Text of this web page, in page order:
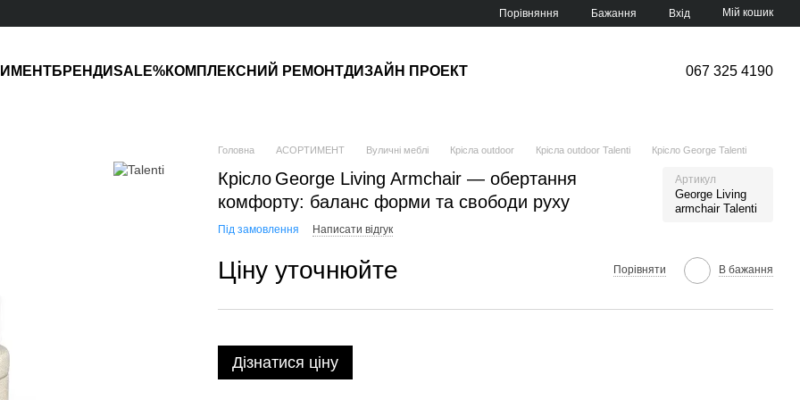
Порівняння Бажання Вхід Мій кошик
БРЕНДИSALE%КОМПЛЕКСНИЙ РЕМОНТДИЗАЙН ПРОЕКТ 067 325 4190
Головна АСОРТИМЕНТ Вуличні меблі Крісла outdoor Крісла outdoor Talenti Крісло George Talenti
Крісло George Living Armchair — обертання
комфорту: баланс форми та свободи руху
Артикул
George Living
armchair Talenti
Під замовлення Написати відгук
Ціну уточнюйте Порівняти В бажання
Дізнатися ціну